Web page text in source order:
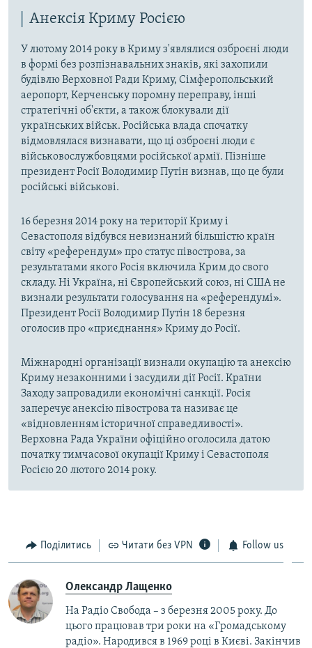
Анексія Криму Росією
У лютому 2014 року в Криму з'являлися озброєні люди
в формі без розпізнавальних знаків, які захопили
будівлю Верховної Ради Криму, Сімферопольський
аеропорт, Керченську поромну переправу, інші
стратегічні об'єкти, а також блокували дії
українських військ. Російська влада спочатку
відмовлялася визнавати, що ці озброєні люди є
військовослужбовцями російської армії. Пізніше
президент Росії Володимир Путін визнав, що це були
російські військові.
16 березня 2014 року на території Криму і
Севастополя відбувся невизнаний більшістю країн
світу «референдум» про статус півострова, за
результатами якого Росія включила Крим до свого
складу. Ні Україна, ні Європейський союз, ні США не
визнали результати голосування на «референдумі».
Президент Росії Володимир Путін 18 березня
оголосив про «приєднання» Криму до Росії.
Міжнародні організації визнали окупацію та анексію
Криму незаконними і засудили дії Росії. Країни
Заходу запровадили економічні санкції. Росія
заперечує анексію півострова та називає це
«відновленням історичної справедливості».
Верховна Рада України офіційно оголосила датою
початку тимчасової окупації Криму і Севастополя
Росією 20 лютого 2014 року.
Поділитись Читати без VPN Follow us
Олександр Лащенко
На Радіо Свобода – з березня 2005 року. До
цього працював три роки на «Громадському
радіо». Народився в 1969 році в Києві. Закінчив